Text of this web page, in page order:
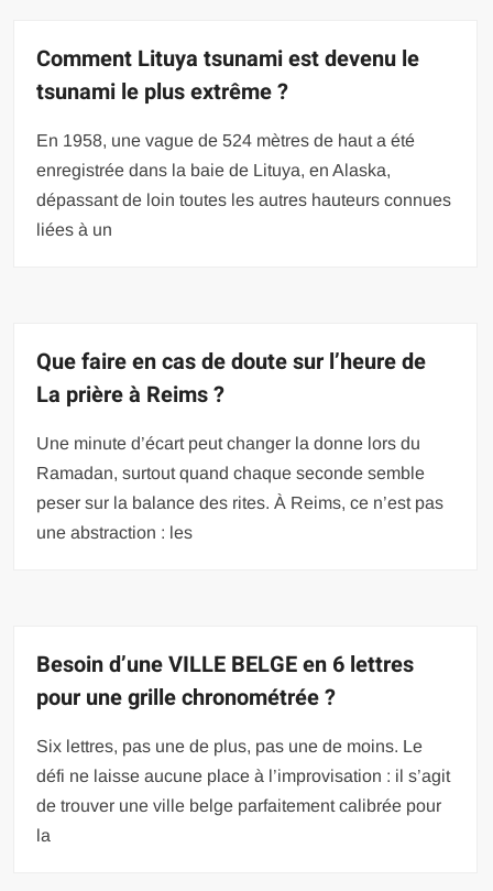
Comment Lituya tsunami est devenu le
tsunami le plus extrême ?
En 1958, une vague de 524 mètres de haut a été
enregistrée dans la baie de Lituya, en Alaska,
dépassant de loin toutes les autres hauteurs connues
liées à un
Que faire en cas de doute sur l’heure de
La prière à Reims ?
Une minute d’écart peut changer la donne lors du
Ramadan, surtout quand chaque seconde semble
peser sur la balance des rites. À Reims, ce n’est pas
une abstraction : les
Besoin d’une VILLE BELGE en 6 lettres
pour une grille chronométrée ?
Six lettres, pas une de plus, pas une de moins. Le
défi ne laisse aucune place à l’improvisation : il s’agit
de trouver une ville belge parfaitement calibrée pour
la